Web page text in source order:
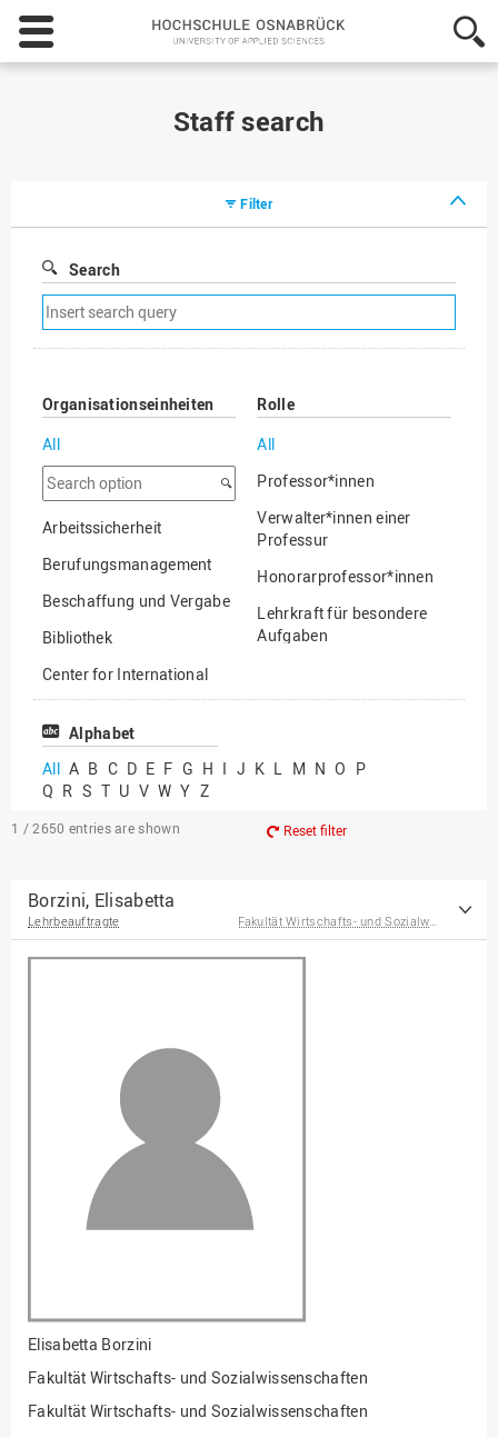
Hochschule
Osnabrück
-
Staff search
Filter
Search
Remove
search
filter
Organisationseinheiten
All
Search
option
Arbeitssicherheit
Berufungsmanagement
Beschaffung und Vergabe
Bibliothek
Center for International
Mobility
Center for International
Chancengerechtigkeit
eLearning Competence
EU-Büro
Fakultät
Agrarwissenschaften und
und Informatik
Fakultät Management,
Kultur und Technik
Fakultät Wirtschafts- und
Sozialwissenschaften
Finanzen
Gesellschaftliches
Rolle
All
Professor*innen
Verwalter*innen einer
Professur
Honorarprofessor*innen
Lehrkraft für besondere
Aufgaben
Professor*innen im
Alphabet
All A B C D E F G H I J K L M N O P
Q R S T U V W Y Z
1 / 2650 entries are shown Reset filter
Borzini, Elisabetta
Lehrbeauftragte
Elisabetta Borzini
Fakultät Wirtschafts- und Sozialwissenschaften
Fakultät Wirtschafts- und Sozialwissenschaften